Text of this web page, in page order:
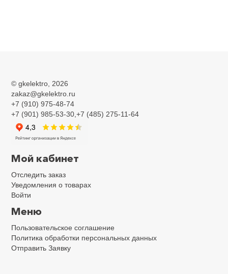
© gkelektro , 2026
zakaz@gkelektro.ru
+7 (910) 975-48-74
+7 (901) 985-53-30,+7 (485) 275-11-64
Мой кабинет
Отследить заказ
Уведомления о товарах
Войти
Меню
Пользовательское соглашение
Политика обработки персональных данных
Отправить Заявку